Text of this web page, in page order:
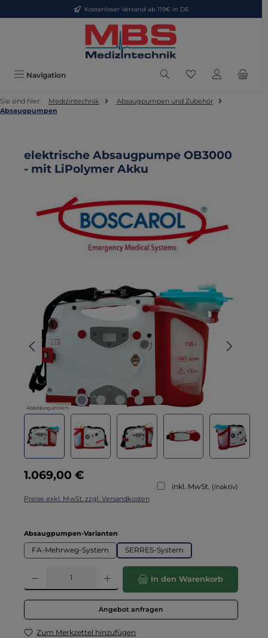
Zum Hauptinhalt springenKostenloser Versand ab 119€ in DE
Navigation Du hast 0
Sie sind hier: Medizintechnik
Absaugpumpen und Zubehör
Absaugpumpen
elektrische Absaugpumpe OB3000
- mit LiPolymer Akku
Abbildung ähnlich
Regulärer Preis:
1.069,00 €
inkl. MwSt. (inaktiv)
Preise exkl. MwSt. zzgl. Versandkosten
Absaugpumpen-Varianten
FA-Mehrweg-System SERRES-System
Produkt Anzahl: Gib den gewünschten Wert ein oder benutze die
In den Warenkorb
Angebot anfragen
Zum Merkzettel hinzufügen